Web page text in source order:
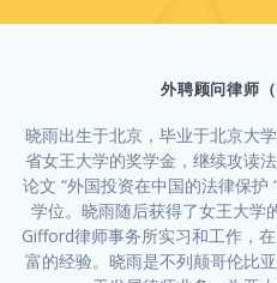
外聘顾问律师（
晓雨出生于北京，毕业于北京大
省女王大学的奖学金，继续攻读
论文 “外国投资在中国的法律保
学位。晓雨随后获得了女王大学
Gifford律师事务所实习和工作，
富的经验。晓雨是不列颠哥伦比